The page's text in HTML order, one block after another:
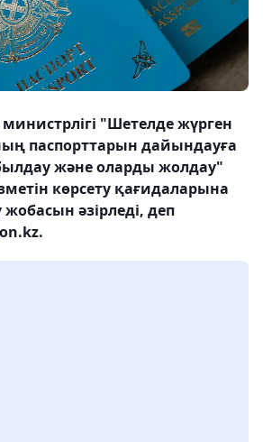
"Шетелде жүрген
паспорттарын дайындауға
және оларды жолдау"
көрсету қағидаларына
жобасын әзірледі, деп